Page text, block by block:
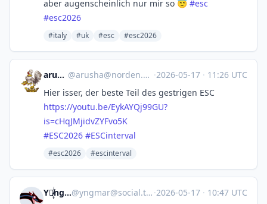
aber augenscheinlich nur mir so 😇 #esc
#esc2026
#italy #uk #esc #esc2026
arusha @arusha@norden.social ·2026-05-17 · 11:26 UTC
Hier isser, der beste Teil des gestrigen ESC
https://youtu.be/EykAYQj99GU?
is=cHqJMjidvZYFvo5K
#ESC2026 #ESCinterval
#esc2026 #escinterval
Y⃒̸̷̝̜̙ͥͥͥngmar@yngmar@social.tchncs.de ·2026-05-17 · 10:47 UTC